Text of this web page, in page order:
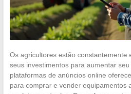
Os agricultores estão constantemente
seus investimentos para aumentar
plataformas de anúncios online
para comprar e vender equipamentos